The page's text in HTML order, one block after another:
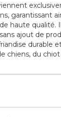
garantissant
haute qualité.
ajout de
durable
chiens, du